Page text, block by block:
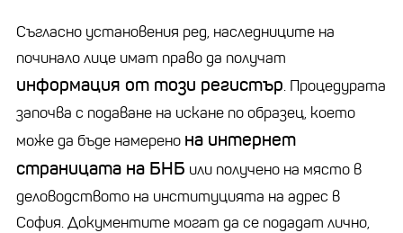
Съгласно установения ред, наследниците на
починало лице имат право да получат
информация от този регистър. Процедурата
започва с подаване на искане по образец, което
може да бъде намерено на интернет
страницата на БНБ или получено на място в
деловодството на институцията на адрес в
София. Документите могат да се подадат лично,